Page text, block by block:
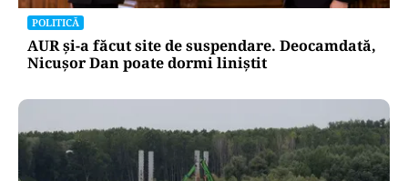
Cum a ajuns Guvernul Bolojan să piardă 11
hotărâri în instanță